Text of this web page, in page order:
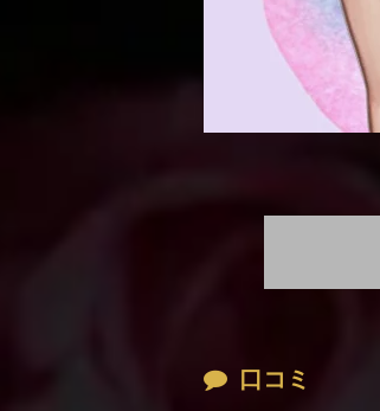
口コミ